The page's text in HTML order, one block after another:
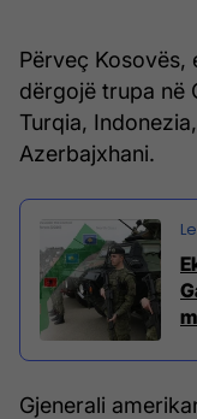
Përveç Kosovës,
dërgojë trupa në
Turqia,
Azerbajxhani.
Gjenerali